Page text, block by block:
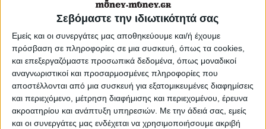
Σεβόμαστε την ιδιωτικότητά σας
Εμείς και οι συνεργάτες μας αποθηκεύουμε και/ή έχουμε
πρόσβαση σε πληροφορίες σε μια συσκευή, όπως τα cookies,
και επεξεργαζόμαστε προσωπικά δεδομένα, όπως μοναδικοί
αναγνωριστικοί και προσαρμοσμένες πληροφορίες που
αποστέλλονται από μια συσκευή για εξατομικευμένες διαφημίσεις
και περιεχόμενο, μέτρηση διαφήμισης και περιεχομένου, έρευνα
ακροατηρίου και ανάπτυξη υπηρεσιών. Με την άδειά σας, εμείς
και οι συνεργάτες μας ενδέχεται να χρησιμοποιήσουμε ακριβή